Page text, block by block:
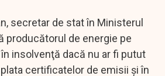
secretar de stat în Ministerul
producătorul de energie pe
insolvenţă dacă nu ar fi putut
certificatelor de emisii şi în